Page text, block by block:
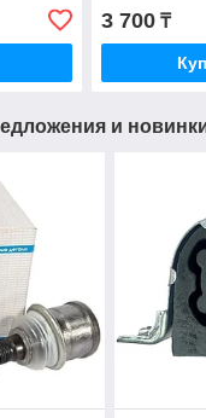
3 700₸
и